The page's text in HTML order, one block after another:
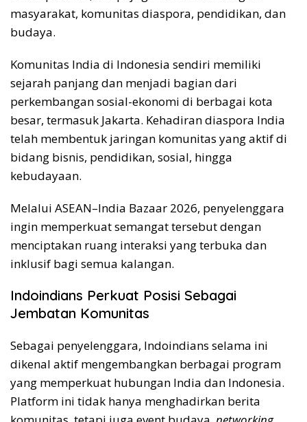
masyarakat, komunitas diaspora, pendidikan, dan
budaya.
Komunitas India di Indonesia sendiri memiliki
sejarah panjang dan menjadi bagian dari
perkembangan sosial-ekonomi di berbagai kota
besar, termasuk Jakarta. Kehadiran diaspora India
telah membentuk jaringan komunitas yang aktif di
bidang bisnis, pendidikan, sosial, hingga
kebudayaan.
Melalui ASEAN–India Bazaar 2026, penyelenggara
ingin memperkuat semangat tersebut dengan
menciptakan ruang interaksi yang terbuka dan
inklusif bagi semua kalangan.
Indoindians Perkuat Posisi Sebagai
Jembatan Komunitas
Sebagai penyelenggara, Indoindians selama ini
dikenal aktif mengembangkan berbagai program
yang memperkuat hubungan India dan Indonesia.
Platform ini tidak hanya menghadirkan berita